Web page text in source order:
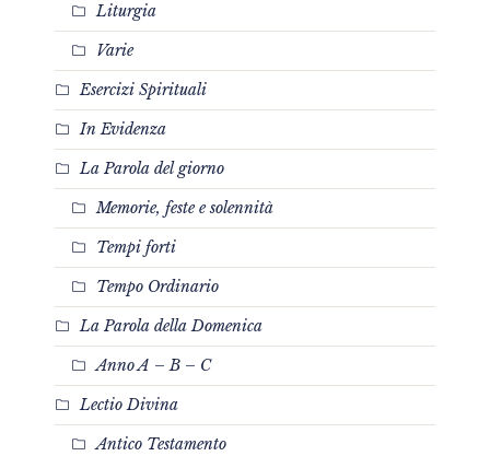
Liturgia
Varie
Esercizi Spirituali
In Evidenza
La Parola del giorno
Memorie, feste e solennità
Tempi forti
Tempo Ordinario
La Parola della Domenica
Anno A – B – C
Lectio Divina
Antico Testamento